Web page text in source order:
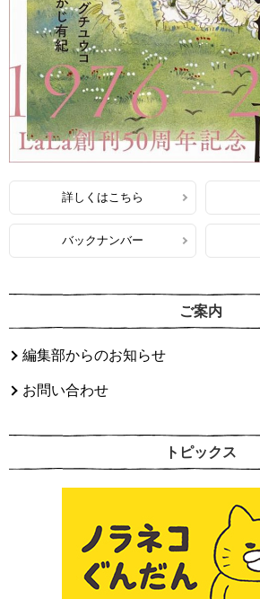
詳しくはこちら
バックナンバー
ご案内
編集部からのお知らせ
お問い合わせ
トピックス